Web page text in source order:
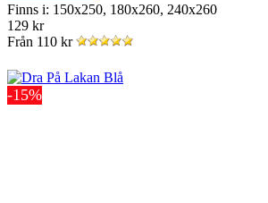
Finns i: 150x250, 180x260, 240x260
129 kr
Från 110 kr
-15%